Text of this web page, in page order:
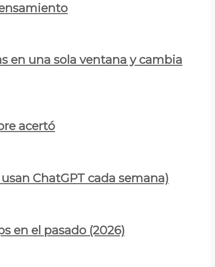
en una sola ventana y cambia
acertó
ChatGPT cada semana)
en el pasado (2026)